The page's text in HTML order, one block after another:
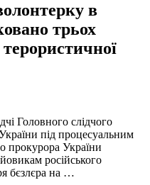
в
трьох
Головного слідчого
під процесуальним
прокурора України
російського
бєзлєра на …